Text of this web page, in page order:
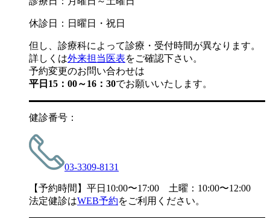
休診日：日曜日・祝日
但し、診療科によって診療・受付時間が異なります。
詳しくは外来担当医表をご確認下さい。
予約変更のお問い合わせは
平日15：00～16：30でお願いいたします。
健診番号：
03-3309-8131
【予約時間】平日10:00〜17:00 土曜：10:00〜12:00
法定健診はWEB予約をご利用ください。